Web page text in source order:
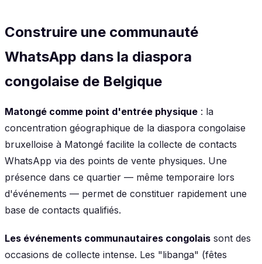
Construire une communauté
WhatsApp dans la diaspora
congolaise de Belgique
Matongé comme point d'entrée physique : la
concentration géographique de la diaspora congolaise
bruxelloise à Matongé facilite la collecte de contacts
WhatsApp via des points de vente physiques. Une
présence dans ce quartier — même temporaire lors
d'événements — permet de constituer rapidement une
base de contacts qualifiés.
Les événements communautaires congolais sont des
occasions de collecte intense. Les "libanga" (fêtes